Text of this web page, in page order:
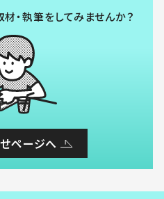
・執筆をしてみませんか？
ページへ